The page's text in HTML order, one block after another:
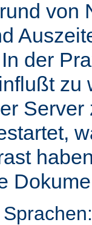
von
der
zu